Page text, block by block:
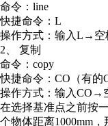
命令：line
快捷命令：L
操作方式：输入L→空
2、 复制
命令：copy
快捷命令：CO（有的
操作方式：输入CO→
在选择基准点之前按
个物体距离1000mm